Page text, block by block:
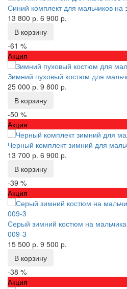
Синий комплект для мальчиков на
13 800 р. 6 900 р.
В корзину
-61 %
Акция
Зимний пуховый костюм для
25 000 р. 9 800 р.
В корзину
-50 %
Акция
Черный комплект зимний для
13 700 р. 6 900 р.
В корзину
-39 %
Акция
Серый зимний костюм на
009-3
15 500 р. 9 500 р.
В корзину
-38 %
Акция